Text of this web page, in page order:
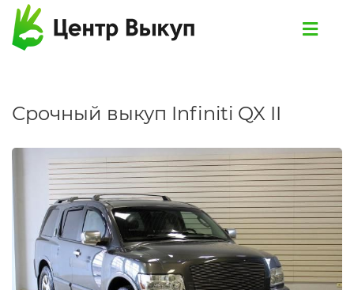
Срочный выкуп Infiniti QX II